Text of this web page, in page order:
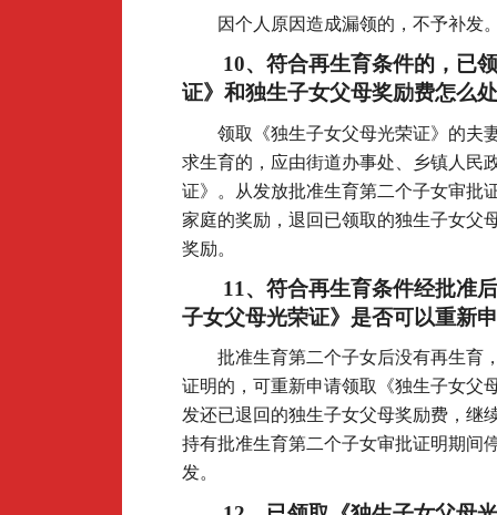
因个人原因造成漏领的，不予补发
10、符合再生育条件的，已
证》和独生子女父母奖励费怎么
领取《独生子女父母光荣证》的夫
求生育的，应由街道办事处、乡镇人民
证》。从发放批准生育第二个子女审批
家庭的奖励，退回已领取的独生子女父
奖励。
11 、符合再生育条件经批准
子女父母光荣证》是否可以重新
批准生育第二个子女后没有再生育
证明的，可重新申请领取《独生子女父
发还已退回的独生子女父母奖励费，继
持有批准生育第二个子女审批证明期间
发。